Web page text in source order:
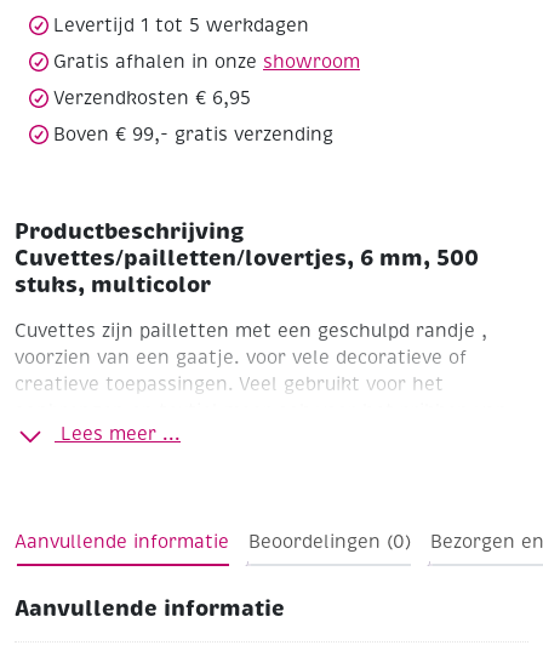
Levertijd 1 tot 5 werkdagen
Gratis afhalen in onze showroom
Verzendkosten € 6,95
Boven € 99,- gratis verzending
Productbeschrijving
Cuvettes/pailletten/lovertjes, 6 mm, 500
stuks, multicolor
Cuvettes zijn pailletten met een geschulpd randje ,
voorzien van een gaatje. voor vele decoratieve of
creatieve toepassingen. Veel gebruikt voor het
pailletten op styropor/piepschuim ballen, eieren of
Lees meer ...
Aanvullende informatie Beoordelingen (0) Bezorgen
Aanvullende informatie